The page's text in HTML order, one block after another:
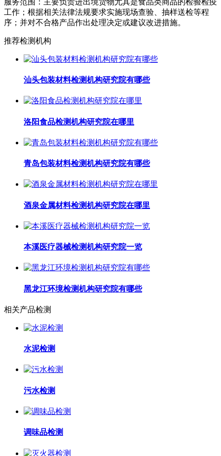
工作；根据相关法律法规要求实施现场查验、抽样送检等程
序；并对不合格产品作出处理决定或建议改进措施。
推荐检测机构
汕头包装材料检测机构研究院有哪些
洛阳食品检测机构研究院在哪里
青岛包装材料检测机构研究院有哪些
酒泉金属材料检测机构研究院在哪里
本溪医疗器械检测机构研究院一览
黑龙江环境检测机构研究院有哪些
相关产品检测
水泥检测
污水检测
调味品检测